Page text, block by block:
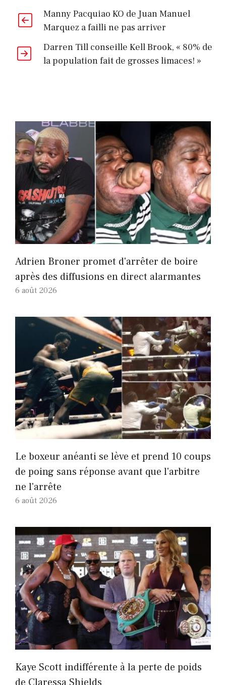
Manny Pacquiao KO de Juan Manuel
Marquez a failli ne pas arriver
Darren Till conseille Kell Brook, « 80% de
la population fait de grosses limaces! »
Adrien Broner promet d'arrêter de boire
après des diffusions en direct alarmantes
6 août 2026
Le boxeur anéanti se lève et prend 10 coups
de poing sans réponse avant que l'arbitre
ne l'arrête
6 août 2026
Kaye Scott indifférente à la perte de poids
de Claressa Shields